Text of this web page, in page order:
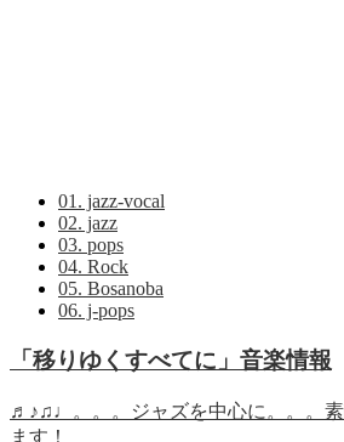
01. jazz-vocal
02. jazz
03. pops
04. Rock
05. Bosanoba
06. j-pops
「移りゆくすべてに」音楽情報
♬♪♫♩。。。ジャズを中心に。。。
ます！